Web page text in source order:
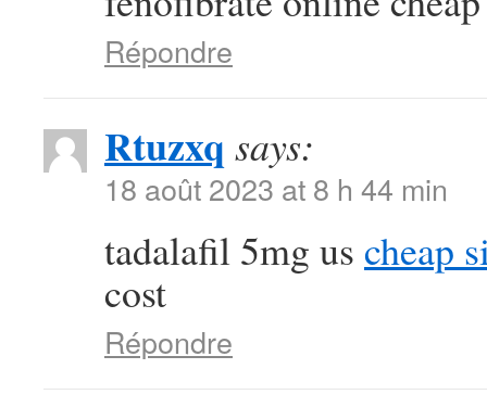
Répondre
Rtuzxq says:
18 août 2023 at 8 h 44 min
tadalafil 5mg us cheap
cost
Répondre